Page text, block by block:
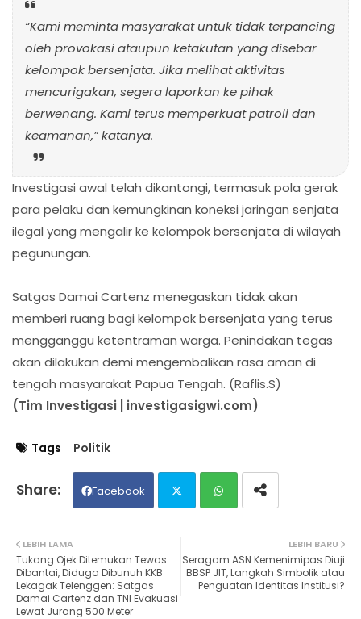
“Kami meminta masyarakat untuk tidak terpancing
oleh provokasi ataupun ketakutan yang disebar
kelompok bersenjata. Jika melihat aktivitas
mencurigakan, segera laporkan ke pihak
berwenang. Kami terus memperkuat patroli dan
keamanan,” katanya.
Investigasi awal telah dikantongi, termasuk pola gerak
para pelaku dan kemungkinan koneksi jaringan senjata
ilegal yang mengalir ke kelompok bersenjata di wilayah
pegunungan.
Satgas Damai Cartenz menegaskan tidak akan
memberi ruang bagi kelompok bersenjata yang terus
mengganggu ketentraman warga. Penindakan tegas
akan dilakukan demi mengembalikan rasa aman di
tengah masyarakat Papua Tengah. (Raflis.S)
(Tim Investigasi | investigasigwi.com)
Tags Politik
Facebook
ter ats
LEBIH BARU
Seragam ASN Kemenimipas Diuji
BBSP JIT, Langkah Simbolik atau
Penguatan Identitas Institusi?
LEBIH LAMA
Tukang Ojek Ditemukan Tewas
Dibantai, Diduga Dibunuh KKB
Lekagak Telenggen: Satgas
Damai Cartenz dan TNI Evakuasi
Lewat Jurang 500 Meter